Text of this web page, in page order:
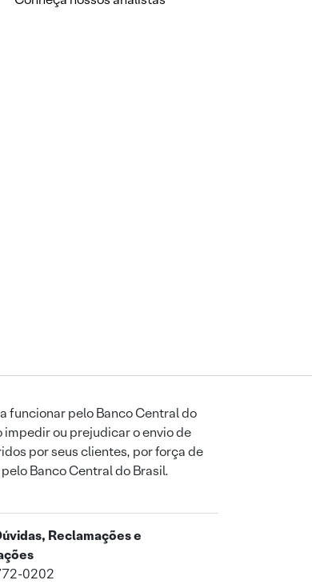
funcionar pelo Banco Central do
ou prejudicar o envio de
por seus clientes, por força de
Banco Central do Brasil.
Reclamações e
0202